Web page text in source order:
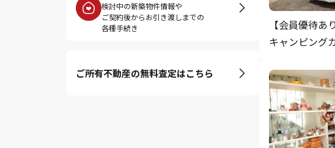
検討中の新築物件情報や
ご契約後からお引き渡しまでの
各種手続き
ご所有不動産の無料査定はこちら
【会員優待あ
キャンピング